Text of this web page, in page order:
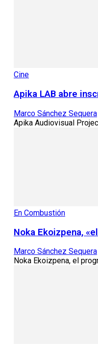
Cine
Apika LAB abre
Marco Sánchez Sequera
Apika Audiovisual
En Combustión
Noka Ekoizpena,
Marco Sánchez Sequera
Noka Ekoizpena, el